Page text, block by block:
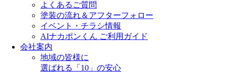
よくあるご質問
塗装の流れ＆アフターフォロー
イベント・チラシ情報
AIナカポンくん ご利用ガイド
会社案内
地域の皆様に
選ばれる「10」の安心